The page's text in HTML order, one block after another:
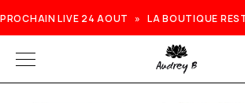
PROCHAIN LIVE 24 AOUT » LA BOUTIQUE